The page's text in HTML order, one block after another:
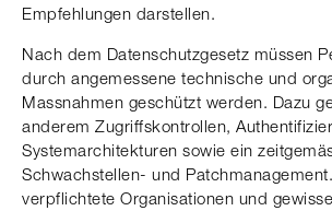
Empfehlungen darstellen.
Nach dem Datenschutzgesetz müssen
durch angemessene technische und
Massnahmen geschützt werden. Dazu
anderem Zugriffskontrollen,
Systemarchitekturen sowie ein
Schwachstellen- und
verpflichtete Organisationen und